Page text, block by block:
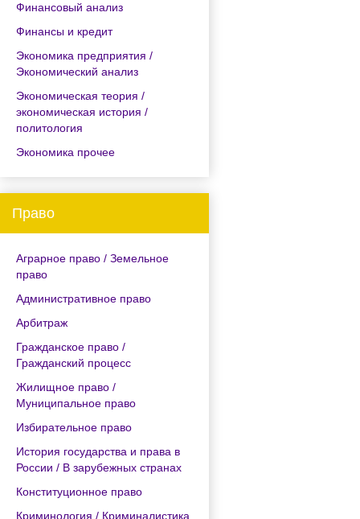
Финансовый анализ
Финансы и кредит
Экономика предприятия /
Экономический анализ
Экономическая теория /
экономическая история /
политология
Экономика прочее
Право
Аграрное право / Земельное
право
Административное право
Арбитраж
Гражданское право /
Гражданский процесс
Жилищное право /
Муниципальное право
Избирательное право
История государства и права в
России / В зарубежных странах
Конституционное право
Криминология / Криминалистика